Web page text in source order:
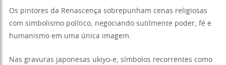
Os pintores da Renascença sobrepunham cenas religiosas
com simbolismo político, negociando sutilmente poder, fé e
humanismo em uma única imagem.
Nas gravuras japonesas ukiyo-e, símbolos recorrentes como